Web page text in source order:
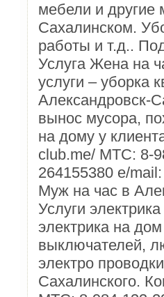
мебели и другие
Сахалинском.
работы и т.д..
Услуга Жена на
услуги – уборка
Александровск-
вынос мусора,
на дому у
club.me/ МТС: 8-
264155380 e/
Муж на час в
Услуги
электрика на
выключателей,
электро
Сахалинского.